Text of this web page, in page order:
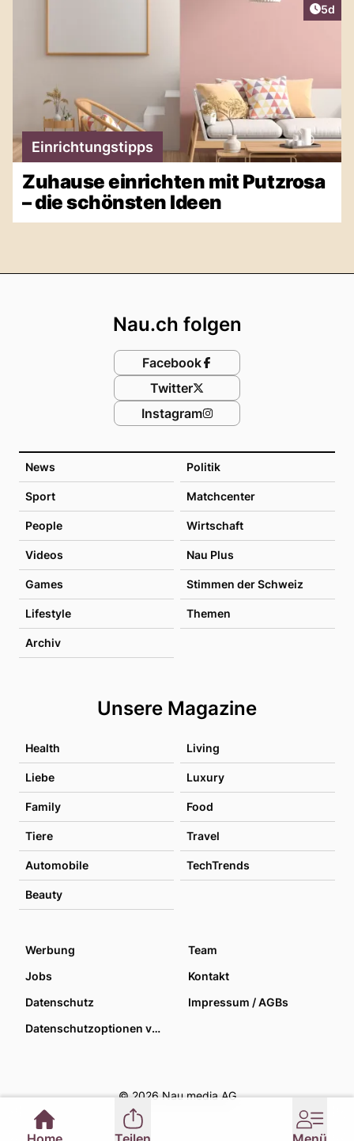
5d
Einrichtungstipps
Zuhause einrichten mit Putzrosa
– die schönsten Ideen
News Politik
Sport Matchcenter
People Wirtschaft
Videos Nau Plus
Games Stimmen der Schweiz
Lifestyle Themen
Archiv
Unsere Magazine
Health Living
Liebe Luxury
Family Food
Tiere Travel
Automobile TechTrends
Beauty
Nau.ch folgen
Facebook
Twitter
Instagram
Werbung
Team
Jobs
Kontakt
Datenschutz
Impressum / AGBs
Datenschutzoptionen verwalten
© 2026 Nau media AG